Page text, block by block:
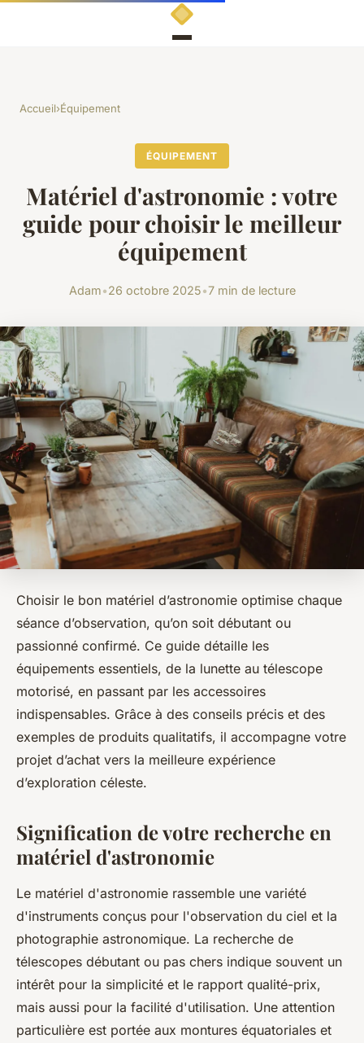
Accueil›Équipement
ÉQUIPEMENT
Matériel d'astronomie : votre
guide pour choisir le meilleur
équipement
Adam•26 octobre 2025•7 min de lecture
Choisir le bon matériel d’astronomie optimise chaque
séance d’observation, qu’on soit débutant ou
passionné confirmé. Ce guide détaille les
équipements essentiels, de la lunette au télescope
motorisé, en passant par les accessoires
indispensables. Grâce à des conseils précis et des
exemples de produits qualitatifs, il accompagne votre
projet d’achat vers la meilleure expérience
d’exploration céleste.
Signification de votre recherche en
matériel d'astronomie
Le matériel d'astronomie rassemble une variété
d'instruments conçus pour l'observation du ciel et la
photographie astronomique. La recherche de
télescopes débutant ou pas chers indique souvent un
intérêt pour la simplicité et le rapport qualité-prix,
mais aussi pour la facilité d'utilisation. Une attention
particulière est portée aux montures équatoriales et